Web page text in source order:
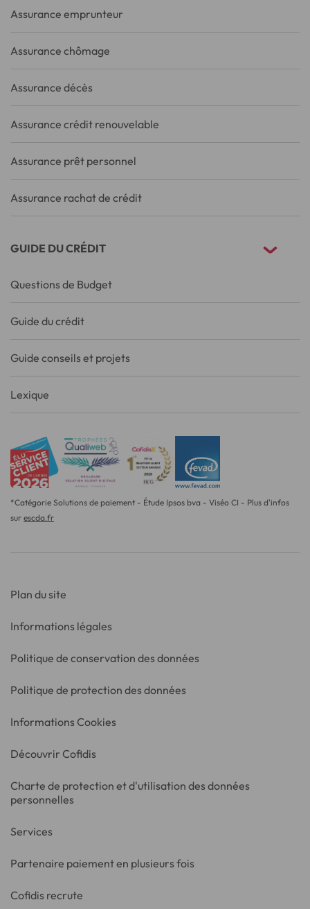
Assurance emprunteur
Assurance chômage
Assurance décès
Assurance crédit renouvelable
Assurance prêt personnel
Assurance rachat de crédit
GUIDE DU CRÉDIT
Questions de Budget
Guide du crédit
Guide conseils et projets
Lexique
*Catégorie Solutions de paiement - Étude Ipsos bva - Viséo CI - Plus d'infos
sur escda.fr
Plan du site
Informations légales
Politique de conservation des données
Politique de protection des données
Informations Cookies
Découvrir Cofidis
Charte de protection et d'utilisation des données
personnelles
Services
Partenaire paiement en plusieurs fois
Cofidis recrute